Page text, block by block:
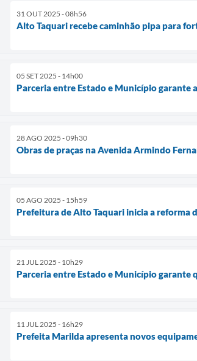
31 OUT 2025 - 08h56
Alto Taquari recebe caminhão pipa para
05 SET 2025 - 14h00
Parceria entre Estado e Município garante
28 AGO 2025 - 09h30
Obras de praças na Avenida Armindo
05 AGO 2025 - 15h59
Prefeitura de Alto Taquari inicia a reforma
21 JUL 2025 - 10h29
Parceria entre Estado e Município garante
11 JUL 2025 - 16h29
Prefeita Marilda apresenta novos